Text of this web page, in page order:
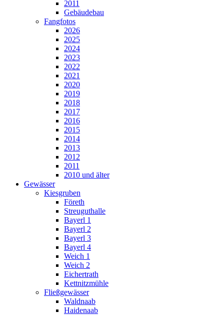
2011
Gebäudebau
Fangfotos
2026
2025
2024
2023
2022
2021
2020
2019
2018
2017
2016
2015
2014
2013
2012
2011
2010 und älter
Gewässer
Kiesgruben
Företh
Streuguthalle
Bayerl 1
Bayerl 2
Bayerl 3
Bayerl 4
Weich 1
Weich 2
Eichertrath
Kettnitzmühle
Fließgewässer
Waldnaab
Haidenaab